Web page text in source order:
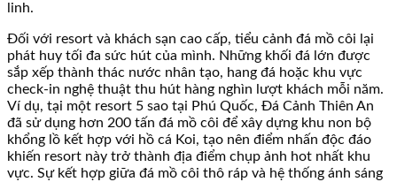
linh.
Đối với resort và khách sạn cao cấp, tiểu cảnh đá mồ côi lại
phát huy tối đa sức hút của mình. Những khối đá lớn được
sắp xếp thành thác nước nhân tạo, hang đá hoặc khu vực
check-in nghệ thuật thu hút hàng nghìn lượt khách mỗi năm.
Ví dụ, tại một resort 5 sao tại Phú Quốc, Đá Cảnh Thiên An
đã sử dụng hơn 200 tấn đá mồ côi để xây dựng khu non bộ
khổng lồ kết hợp với hồ cá Koi, tạo nên điểm nhấn độc đáo
khiến resort này trở thành địa điểm chụp ảnh hot nhất khu
vực. Sự kết hợp giữa đá mồ côi thô ráp và hệ thống ánh sáng